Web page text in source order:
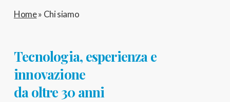
Home» Chi siamo
Tecnologia, esperienza e
innovazione
da oltre 30 anni